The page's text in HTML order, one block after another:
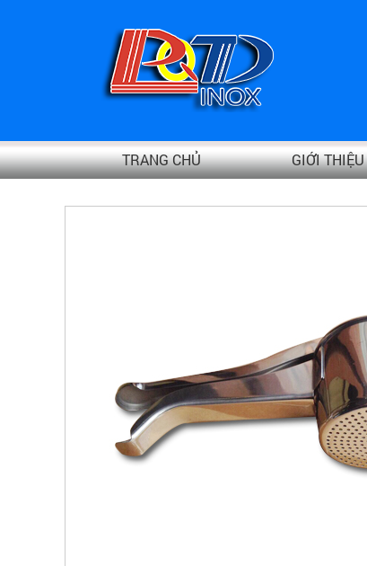
TRANG CHỦ GIỚI THIỆU